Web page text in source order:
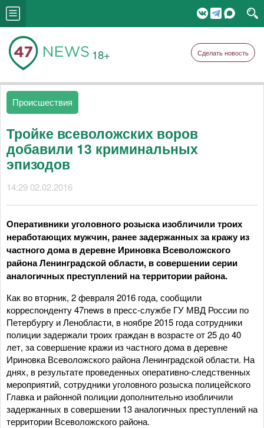
18+ Сделать новость
Происшествия
Тройке всеволожских воров
добавили 13 криминальных
эпизодов
14:29 02.02.2016
Оперативники уголовного розыска изобличили троих
неработающих мужчин, ранее задержанных за кражу из
частного дома в деревне Ириновка Всеволожского
района Ленинградской области, в совершении серии
аналогичных преступлений на территории района.
Как во вторник, 2 февраля 2016 года, сообщили
корреспонденту 47news в пресс-службе ГУ МВД России по
Петербургу и Ленобласти, в ноябре 2015 года сотрудники
полиции задержали троих граждан в возрасте от 25 до 40
лет, за совершение кражи из частного дома в деревне
Ириновка Всеволожского района Ленинградской области. На
днях, в результате проведенных оперативно-следственных
мероприятий, сотрудники уголовного розыска полицейского
Главка и районной полиции дополнительно изобличили
задержанных в совершении 13 аналогичных преступлений на
территории Всеволожского района.